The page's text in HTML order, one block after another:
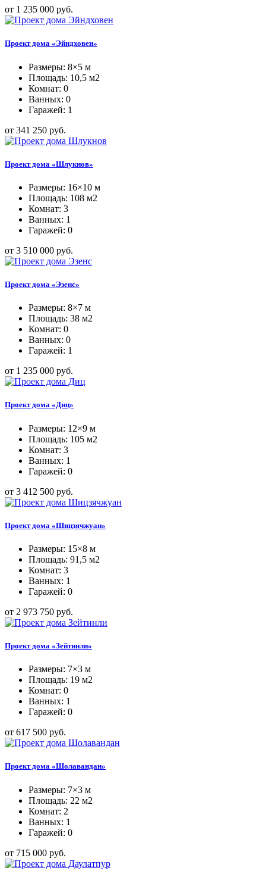
от 1 235 000 руб.
Проект дома «Эйндховен»
Размеры: 8×5 м
Площадь: 10,5 м2
Комнат: 0
Ванных: 0
Гаражей: 1
от 341 250 руб.
Проект дома «Шлукнов»
Размеры: 16×10 м
Площадь: 108 м2
Комнат: 3
Ванных: 1
Гаражей: 0
от 3 510 000 руб.
Проект дома «Эзенс»
Размеры: 8×7 м
Площадь: 38 м2
Комнат: 0
Ванных: 0
Гаражей: 1
от 1 235 000 руб.
Проект дома «Диц»
Размеры: 12×9 м
Площадь: 105 м2
Комнат: 3
Ванных: 1
Гаражей: 0
от 3 412 500 руб.
Проект дома «Шицзячжуан»
Размеры: 15×8 м
Площадь: 91,5 м2
Комнат: 3
Ванных: 1
Гаражей: 0
от 2 973 750 руб.
Проект дома «Зейтинли»
Размеры: 7×3 м
Площадь: 19 м2
Комнат: 0
Ванных: 1
Гаражей: 0
от 617 500 руб.
Проект дома «Шолавандан»
Размеры: 7×3 м
Площадь: 22 м2
Комнат: 2
Ванных: 1
Гаражей: 0
от 715 000 руб.